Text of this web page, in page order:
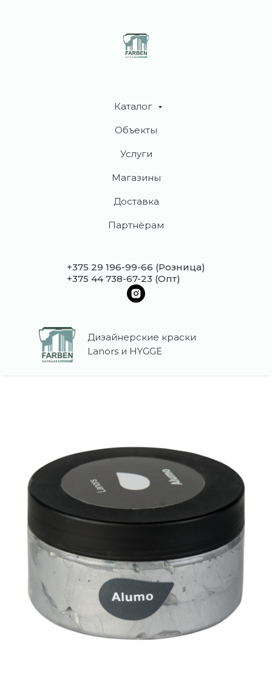
Каталог
Объекты
Услуги
Магазины
Доставка
Партнёрам
+375 29 196-99-66 (Розница)
+375 44 738-67-23 (Опт)
Дизайнерские краски
Lanors и HYGGE